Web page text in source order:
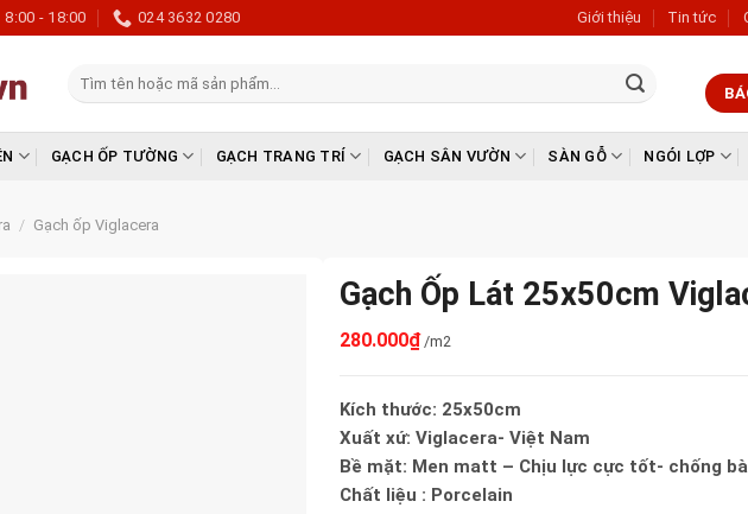
8:00 - 18:00 024 3632 0280 Giới thiệu Tin tức
Tìm
GẠCH ỐP TƯỜNG GẠCH TRANG TRÍ GẠCH SÂN VƯỜN SÀN GỖ NGÓI LỢP
/ Gạch ốp Viglacera
Gạch Ốp Lát 25x50cm
280.000₫ /m2
Kích thước: 25x50cm
Xuất xứ: Viglacera- Việt Nam
Bề mặt: Men matt – Chịu lực cực tốt- chống
Chất liệu : Porcelain